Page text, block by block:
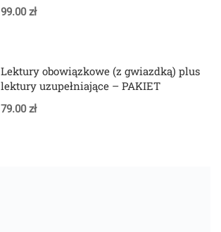
99.00 zł
Lektury obowiązkowe (z gwiazdką) plus
lektury uzupełniające – PAKIET
79.00 zł